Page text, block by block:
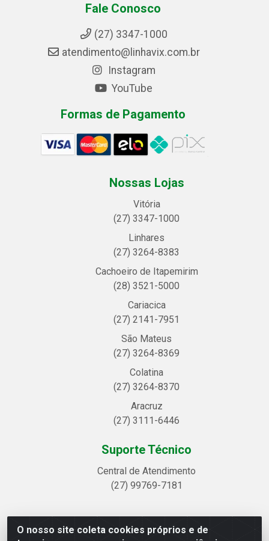
O nosso site coleta cookies próprios e de
Fale Conosco
(27) 3347-1000
atendimento@linhavix.com.br
Instagram
YouTube
Formas de Pagamento
Nossas Lojas
Vitória
(27) 3347-1000
Linhares
(27) 3264-8383
Cachoeiro de Itapemirim
(28) 3521-5000
Cariacica
(27) 2141-7951
São Mateus
(27) 3264-8369
Colatina
(27) 3264-8370
Aracruz
(27) 3111-6446
Suporte Técnico
Central de Atendimento
(27) 99769-7181
Linhavix Distribuidora LTDA - Avenida Alegre, 2521 -